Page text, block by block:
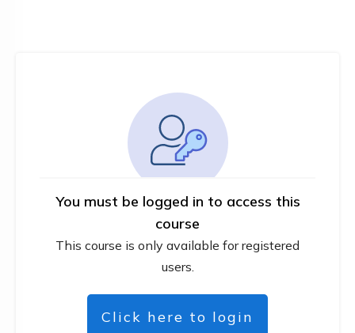
You must be logged in to access this
course
This course is only available for registered
users.
Click here to login